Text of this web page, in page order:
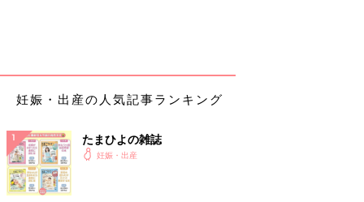
妊娠・出産の人気記事ランキング
たまひよの雑誌
妊娠・出産